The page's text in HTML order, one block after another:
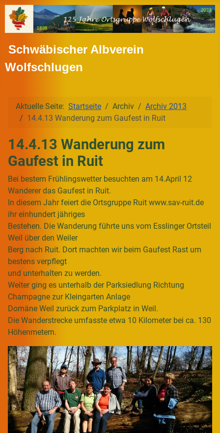
Schwäbischer Albverein
Wolfschlugen
Aktuelle Seite: Startseite Archiv
Archiv 2013
14.4.13 Wanderung zum Gaufest in Ruit
14.4.13 Wanderung zum
Gaufest in Ruit
Bei bestem Frühlingswetter besuchten am 14.April 12
Wanderer das Gaufest in Ruit.
In diesem Jahr feiert die Ortsgruppe Ruit www.sav-ruit.de
ihr einhundert jähriges
Bestehen. Die Wanderung führte uns vom Esslinger Ortsteil
Weil über den Weiler
Berg nach Ruit. Dort machten wir beim Gaufest Rast um
bestens verpflegt
und unterhalten zu werden.
Weiter ging es unterhalb der Parksiedlung Richtung
Champagne zur Kleingarten Anlage
Domäne Weil zurück zum Parkplatz in Weil.
Die Wanderstrecke umfasste etwa 10 Kilometer bei ca. 130
Höhenmetern.